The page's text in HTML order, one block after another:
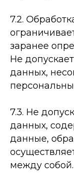
7.2.
заранее
Не
данных,
7.3. Не
данных,
данные,
между собой.